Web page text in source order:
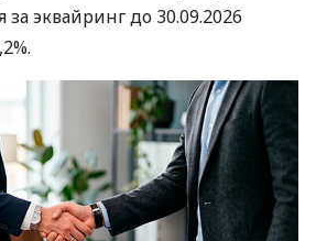
эквайринг до 30.09.2026